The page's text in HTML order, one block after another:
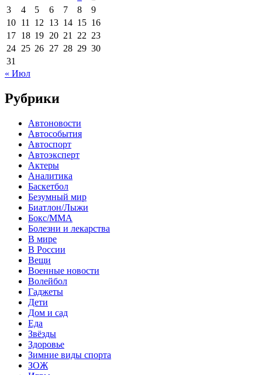
3
4 5 6 7 8
9
10 11 12 13 14 15 16
17 18 19 20 21 22 23
24 25 26 27 28 29 30
31
« Июл
Рубрики
Автоновости
Автособытия
Автоспорт
Автоэксперт
Актеры
Аналитика
Баскетбол
Безумный мир
Биатлон/Лыжи
Бокс/MMA
Болезни и лекарства
В мире
В России
Вещи
Военные новости
Волейбол
Гаджеты
Дети
Дом и сад
Еда
Звёзды
Здоровье
Зимние виды спорта
ЗОЖ